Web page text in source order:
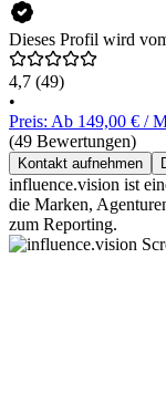
Dieses Profil wird
4,7 (49)
•
Preis: Ab 149,00 € /
(49 Bewertungen)
Kontakt aufnehmen
influence.vision ist
die Marken,
zum Reporting.